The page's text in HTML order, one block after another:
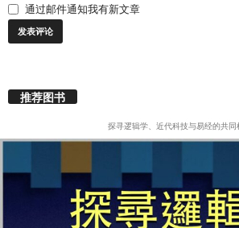
通过邮件通知我有新文章
推荐图书
探寻逻辑学、近代科技与易经的共同